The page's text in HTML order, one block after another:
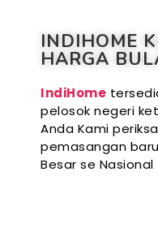
INDIHOME
HARGA
IndiHome
pelosok negeri
Anda Kami
pemasangan baru
Besar se Nasional